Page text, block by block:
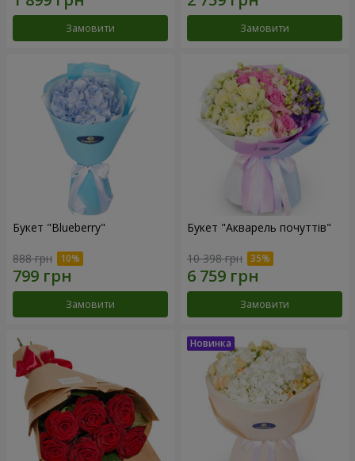
Замовити Замовити
Букет "Blueberry"
888 грн
Замовити
Букет "Акварель почуттів"
10 398 грн
Замовити